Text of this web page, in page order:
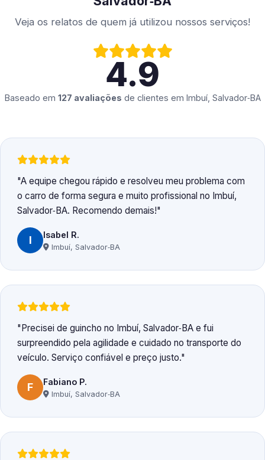
Veja os relatos de quem já utilizou nossos serviços!
4.9
Baseado em 127 avaliações de clientes em Imbuí, Salvador‑BA
A equipe chegou rápido e resolveu meu problema com
o carro de forma segura e muito profissional no Imbuí,
Salvador‑BA. Recomendo demais!
I Isabel R.
Imbuí, Salvador‑BA
Precisei de guincho no Imbuí, Salvador‑BA e fui
surpreendido pela agilidade e cuidado no transporte do
veículo. Serviço confiável e preço justo.
F Fabiano P.
Imbuí, Salvador‑BA